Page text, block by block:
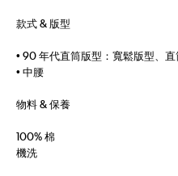
款式 & 版型
• 90 年代直筒版型：寬鬆版型、直
• 中腰
物料 & 保養
100% 棉
機洗